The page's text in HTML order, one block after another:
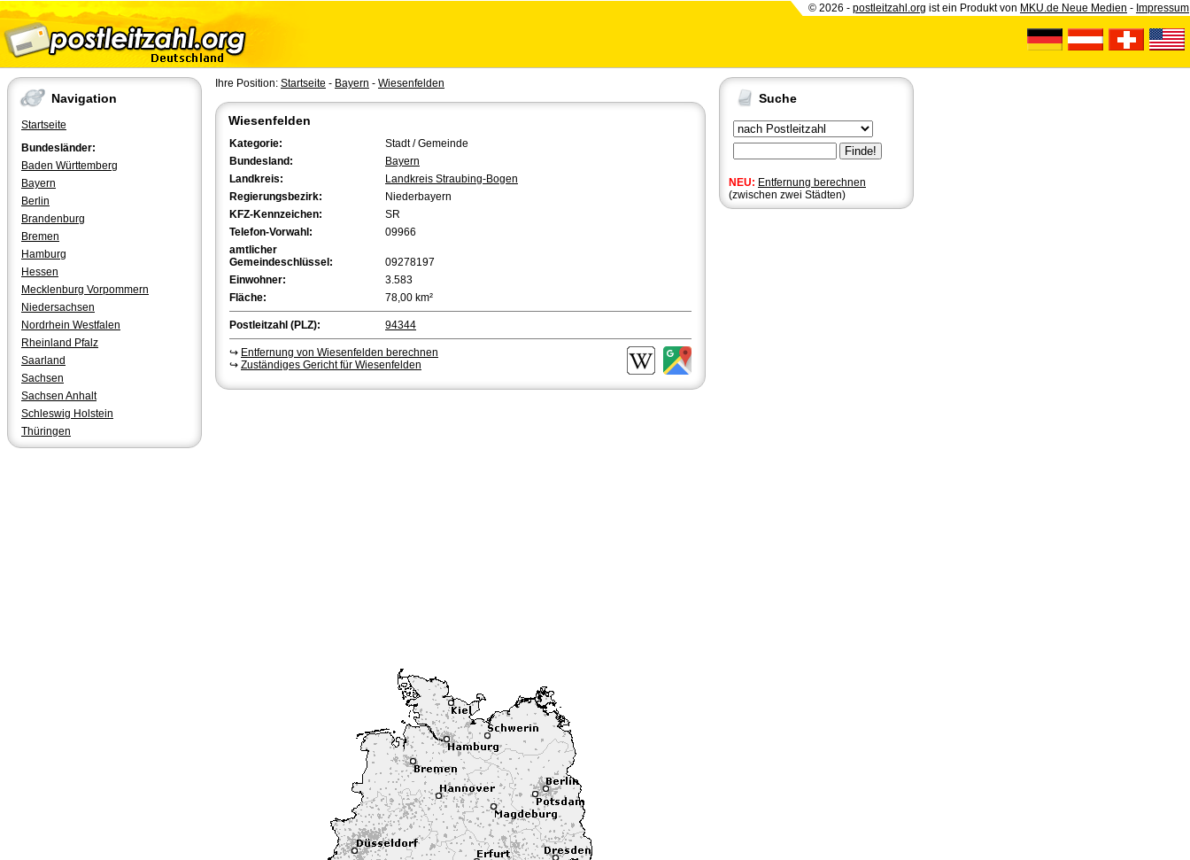
© 2026 - postleitzahl.org ist ein Produkt von MKU.de Neue Medien - Impressum
Navigation
Startseite
Bundesländer:
Baden Württemberg
Bayern
Berlin
Brandenburg
Bremen
Hamburg
Hessen
Mecklenburg Vorpommern
Niedersachsen
Nordrhein Westfalen
Rheinland Pfalz
Saarland
Sachsen
Sachsen Anhalt
Schleswig Holstein
Thüringen
Suche
NEU: Entfernung berechnen
(zwischen zwei Städten)
Ihre Position: Startseite - Bayern - Wiesenfelden
Wiesenfelden
Kategorie:
Stadt / Gemeinde
Bundesland:
Bayern
Landkreis:
Landkreis Straubing-Bogen
Regierungsbezirk:
Niederbayern
KFZ-Kennzeichen:
SR
Telefon-Vorwahl:
09966
amtlicher
Gemeindeschlüssel:
09278197
Einwohner:
3.583
Fläche:
78,00 km²
Postleitzahl (PLZ): 94344
↪ Entfernung von Wiesenfelden berechnen
↪ Zuständiges Gericht für Wiesenfelden